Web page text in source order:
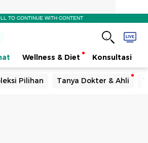
TO CONTINUE WITH CONTENT
Wellness & Diet Konsultasi
Pilihan Tanya Dokter & Ahli